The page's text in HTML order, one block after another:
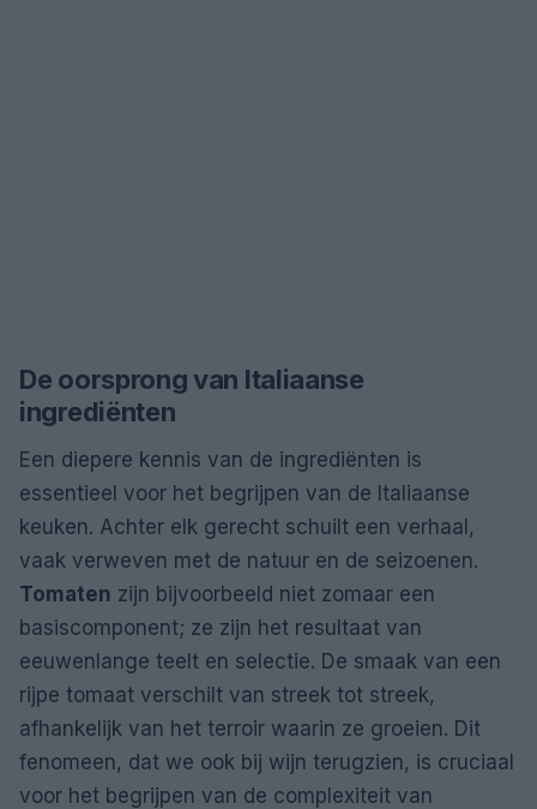
De oorsprong van Italiaanse
ingrediënten
Een diepere kennis van de ingrediënten is
essentieel voor het begrijpen van de Italiaanse
keuken. Achter elk gerecht schuilt een verhaal,
vaak verweven met de natuur en de seizoenen.
Tomaten zijn bijvoorbeeld niet zomaar een
basiscomponent; ze zijn het resultaat van
eeuwenlange teelt en selectie. De smaak van een
rijpe tomaat verschilt van streek tot streek,
afhankelijk van het terroir waarin ze groeien. Dit
fenomeen, dat we ook bij wijn terugzien, is cruciaal
voor het begrijpen van de complexiteit van